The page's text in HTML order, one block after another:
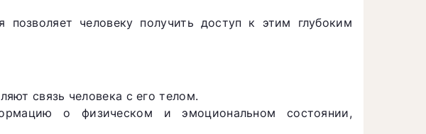
позволяет человеку получить доступ к этим глубоким
связь человека с его телом.
о физическом и эмоциональном состоянии,